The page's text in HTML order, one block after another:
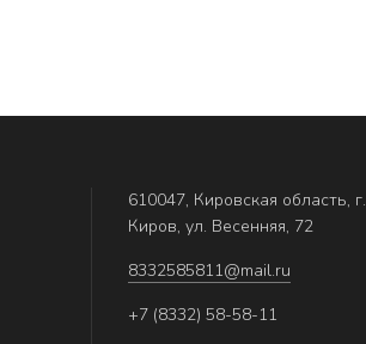
610047, Кировская область, г.
Киров, ул. Весенняя, 72
8332585811@mail.ru
+7 (8332) 58-58-11